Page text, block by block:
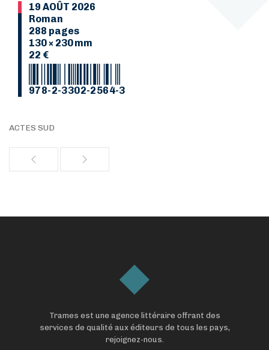
19 AOÛT 2026
Roman
288 pages
130 × 230 mm
22 €
978-2-3302-2564-3
ACTES SUD
Trames est une agence littéraire offrant des
services de qualité aux éditeurs de tous les pays,
rejoignez-nous.